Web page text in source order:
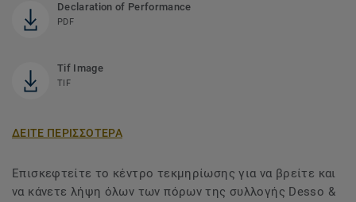
Declaration of Performance
PDF
Tif Image
TIF
ΔΕΙΤΕ ΠΕΡΙΣΣΟΤΕΡΑ
Επισκεφτείτε το κέντρο τεκμηρίωσης για να βρείτε και
να κάνετε λήψη όλων των πόρων της συλλογής Desso &